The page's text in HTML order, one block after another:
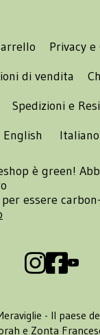
Privacy e
di vendita
Spedizioni e Resi
English
Italiano
è green!
essere
- Il paese
e Zonta